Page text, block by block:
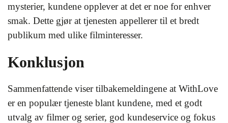
mysterier, kundene opplever at det er noe for enhver
smak. Dette gjør at tjenesten appellerer til et bredt
publikum med ulike filminteresser.
Konklusjon
Sammenfattende viser tilbakemeldingene at WithLove
er en populær tjeneste blant kundene, med et godt
utvalg av filmer og serier, god kundeservice og fokus